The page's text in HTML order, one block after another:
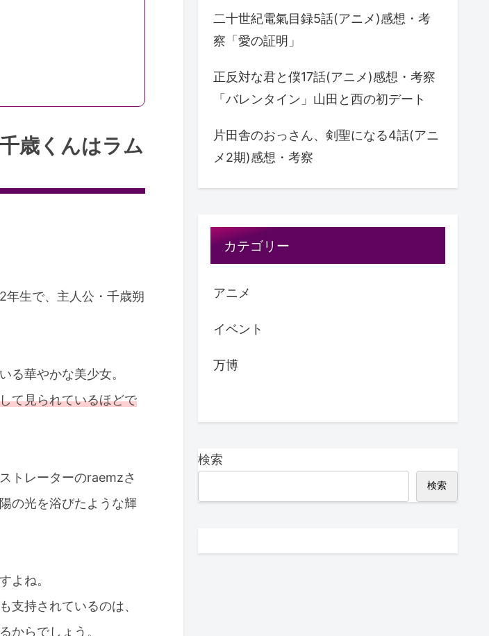
歳くんはラム
年生で、主人公・千歳朔
る華やかな美少女。
て見られているほどで
トレーターのraemzさ
の光を浴びたような輝
よね。
支持されているのは、
からでしょう。
二十世紀電氣目録5話(アニメ)感想・考
察「愛の証明」
正反対な君と僕17話(アニメ)感想・考察
「バレンタイン」山田と西の初デート
片田舎のおっさん、剣聖になる4話(アニ
メ2期)感想・考察
カテゴリー
アニメ
イベント
万博
検索
検索